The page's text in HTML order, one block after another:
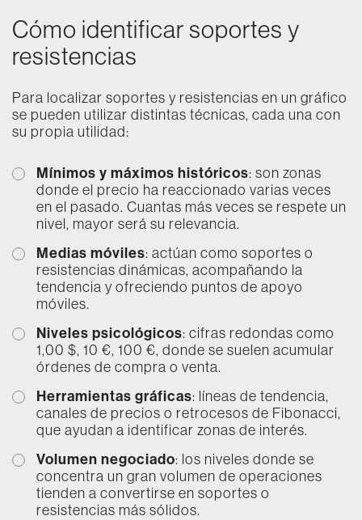
Cómo identificar soportes y
resistencias
Para localizar soportes y resistencias en un gráfico
se pueden utilizar distintas técnicas, cada una con
su propia utilidad:
Mínimos y máximos históricos: son zonas
donde el precio ha reaccionado varias veces
en el pasado. Cuantas más veces se respete un
nivel, mayor será su relevancia.
Medias móviles: actúan como soportes o
resistencias dinámicas, acompañando la
tendencia y ofreciendo puntos de apoyo
móviles.
Niveles psicológicos: cifras redondas como
1,00 $, 10 €, 100 €, donde se suelen acumular
órdenes de compra o venta.
Herramientas gráficas: líneas de tendencia,
canales de precios o retrocesos de Fibonacci,
que ayudan a identificar zonas de interés.
Volumen negociado: los niveles donde se
concentra un gran volumen de operaciones
tienden a convertirse en soportes o
resistencias más sólidos.